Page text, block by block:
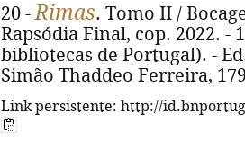
20 -Rimas. Tomo II /
Rapsódia Final, cop. 2022. -
bibliotecas de Portugal). -
Simão Thaddeo Ferreira,
Link persistente: http://